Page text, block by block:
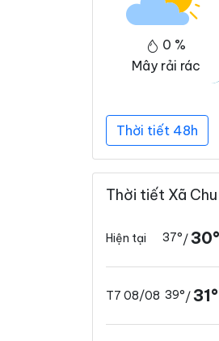
0 %
Mây rải rác
Thời tiết 48h
Thời tiết Xã
Hiện tại 37°/30°
T7 08/08 39°/31°